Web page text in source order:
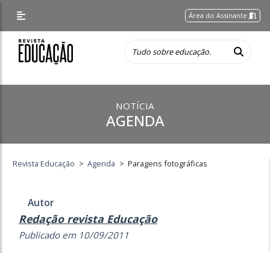
Área do Assinante
NOTÍCIA
AGENDA
Revista Educação > Agenda > Paragens fotográficas
Autor
Redação revista Educação
Publicado em 10/09/2011